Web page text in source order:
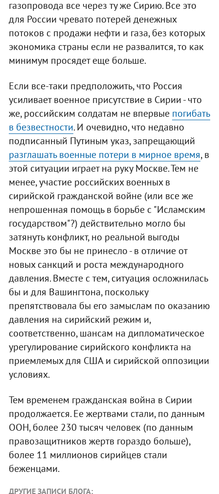
газопровода все через ту же Сирию. Все это
для России чревато потерей денежных
потоков с продажи нефти и газа, без которых
экономика страны если не развалится, то как
минимум просядет еще больше.
Если все-таки предположить, что Россия
усиливает военное присутствие в Сирии - что
же, российским солдатам не впервые погибать
в безвестности. И очевидно, что недавно
подписанный Путиным указ, запрещающий
разглашать военные потери в мирное время, в
этой ситуации играет на руку Москве. Тем не
менее, участие российских военных в
сирийской гражданской войне (или все же
непрошенная помощь в борьбе с "Исламским
государством"?) действительно могло бы
затянуть конфликт, но реальной выгоды
Москве это бы не принесло - в отличие от
новых санкций и роста международного
давления. Вместе с тем, ситуация осложнилась
бы и для Вашингтона, поскольку
препятствовала бы его замыслам по оказанию
давления на сирийский режим и,
соответственно, шансам на дипломатическое
урегулирование сирийского конфликта на
приемлемых для США и сирийской оппозиции
условиях.
Тем временем гражданская война в Сирии
продолжается. Ее жертвами стали, по данным
ООН, более 230 тысяч человек (по данным
правозащитников жертв гораздо больше),
более 11 миллионов сирийцев стали
беженцами.
ДРУГИЕ ЗАПИСИ БЛОГА: